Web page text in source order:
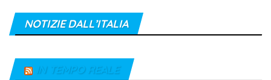
NOTIZIE DALL’ITALIA
IN TEMPO REALE